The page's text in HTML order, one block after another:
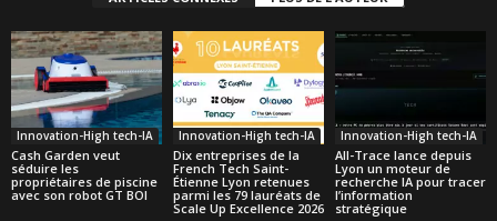
Innovation-High tech-IA
Cash Garden veut
séduire les
propriétaires de piscine
avec son robot GT BOI
Innovation-High tech-IA
Dix entreprises de la
French Tech Saint-
Étienne Lyon retenues
parmi les 79 lauréats de
Scale Up Excellence 2026
Innovation-High tech-IA
All-Trace lance depuis
Lyon un moteur de
recherche IA pour tracer
l’information
stratégique